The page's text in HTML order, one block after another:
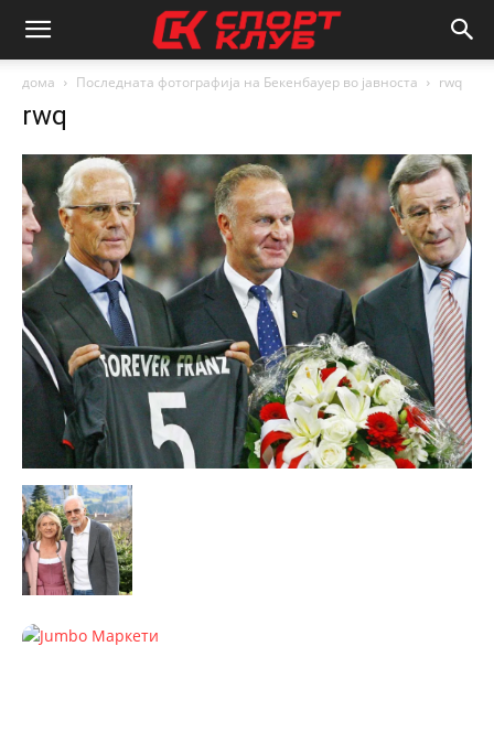
дома Последната фотографија на Бекенбауер во јавноста rwq
rwq